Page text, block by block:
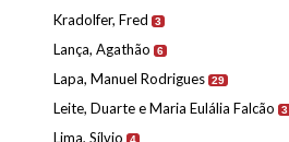
Kradolfer, Fred 3
Lança, Agathão 6
Lapa, Manuel Rodrigues 29
Leite, Duarte e Maria Eulália Falcão 3
Lima, Sílvio 4